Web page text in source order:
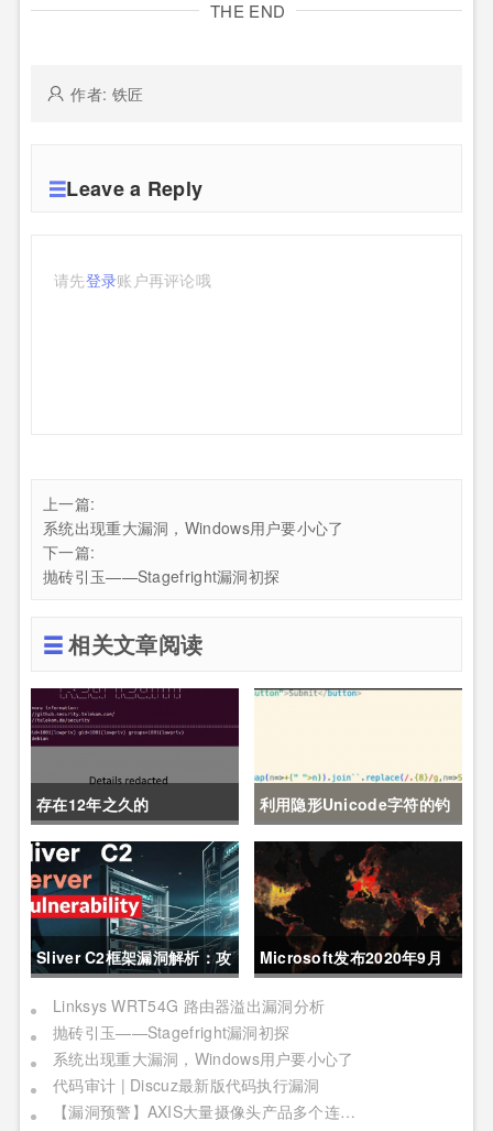
THE END
作者: 铁匠
Leave a Reply
请先登录账户再评论哦
上一篇:
系统出现重大漏洞，Windows用户要小心了
下一篇:
抛砖引玉——Stagefright漏洞初探
相关文章阅读
存在12年之久的
Pack2TheRoot漏洞允许
Linux用户获取root权限
利用隐形Unicode字符的钓
鱼攻击：一种新的JS混淆技
术
Sliver C2框架漏洞解析：攻
击者可建立TCP连接窃取数
据流量
Microsoft发布2020年9月
安全更新
Linksys WRT54G 路由器溢出漏洞分析
抛砖引玉——Stagefright漏洞初探
系统出现重大漏洞，Windows用户要小心了
代码审计 | Discuz最新版代码执行漏洞
【漏洞预警】AXIS大量摄像头产品多个连环漏洞利用，影响严重